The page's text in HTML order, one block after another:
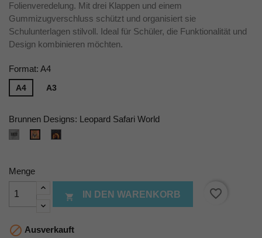
Folienveredelung. Mit drei Klappen und einem
Gummizugverschluss schützt und organisiert sie
Schulunterlagen stilvoll. Ideal für Schüler, die Funktionalität und
Design kombinieren möchten.
Format: A4
A4 A3
Brunnen Designs: Leopard Safari World
Neon-Leopard
Menge
 IN DEN WARENKORB favorite_border
 Ausverkauft